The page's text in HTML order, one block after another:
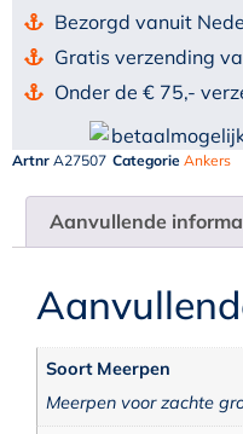
Bezorgd vanuit
Gratis verzending
Onder de € 75,-
Artnr A27507 Categorie Ankers
Aanvullende
Soort Meerpen
Meerpen voor zachte